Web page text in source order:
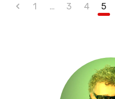
1 … 3 4 5